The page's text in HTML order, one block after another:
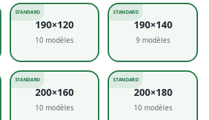
STANDARD
190×120
10modèles
STANDARD
190×140
9modèles
STANDARD
200×160
10modèles
STANDARD
200×180
10modèles